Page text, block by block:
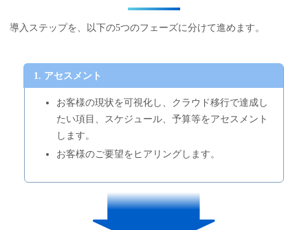
導入ステップを、以下の5つのフェーズに分けて進めます。
1. アセスメント
お客様の現状を可視化し、クラウド移行で達成し
たい項目、スケジュール、予算等をアセスメント
します。
お客様のご要望をヒアリングします。